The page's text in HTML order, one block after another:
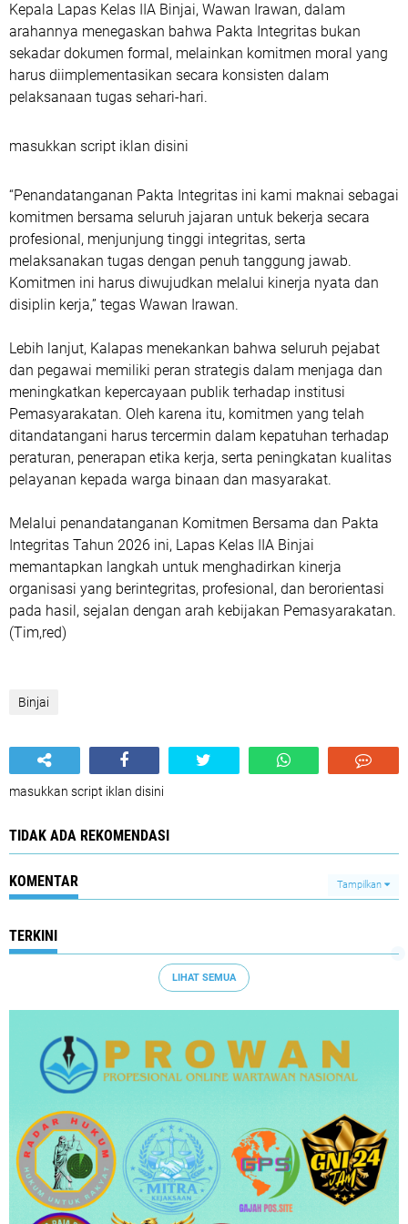
Kepala Lapas Kelas IIA Binjai, Wawan Irawan, dalam
arahannya menegaskan bahwa Pakta Integritas bukan
sekadar dokumen formal, melainkan komitmen moral yang
harus diimplementasikan secara konsisten dalam
pelaksanaan tugas sehari-hari.
masukkan script iklan disini
“Penandatanganan Pakta Integritas ini kami maknai sebagai
komitmen bersama seluruh jajaran untuk bekerja secara
profesional, menjunjung tinggi integritas, serta
melaksanakan tugas dengan penuh tanggung jawab.
Komitmen ini harus diwujudkan melalui kinerja nyata dan
disiplin kerja,” tegas Wawan Irawan.
Lebih lanjut, Kalapas menekankan bahwa seluruh pejabat
dan pegawai memiliki peran strategis dalam menjaga dan
meningkatkan kepercayaan publik terhadap institusi
Pemasyarakatan. Oleh karena itu, komitmen yang telah
ditandatangani harus tercermin dalam kepatuhan terhadap
peraturan, penerapan etika kerja, serta peningkatan kualitas
pelayanan kepada warga binaan dan masyarakat.
Melalui penandatanganan Komitmen Bersama dan Pakta
Integritas Tahun 2026 ini, Lapas Kelas IIA Binjai
memantapkan langkah untuk menghadirkan kinerja
organisasi yang berintegritas, profesional, dan berorientasi
pada hasil, sejalan dengan arah kebijakan Pemasyarakatan.
(Tim,red)
Binjai
masukkan script iklan disini
TIDAK ADA REKOMENDASI
KOMENTAR Tampilkan
TERKINI
LIHAT SEMUA